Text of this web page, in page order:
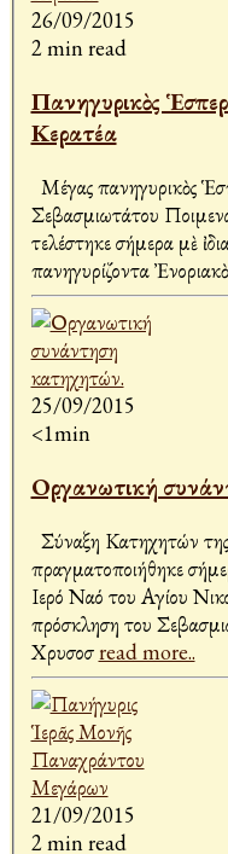
26/09/2015
2 min read
Πανηγυρικὸς
Κερατέα
Μέγας πανηγυρικὸς
Σεβασμιωτάτου
τελέστηκε σήμερα μὲ
πανηγυρίζοντα
25/09/2015
<1min
Οργανωτική
Σύναξη Κατηχητών
πραγματοποιήθηκε
Ιερό Ναό του Αγίου
πρόσκληση του
Χρυσοσread more..
21/09/2015
2 min read